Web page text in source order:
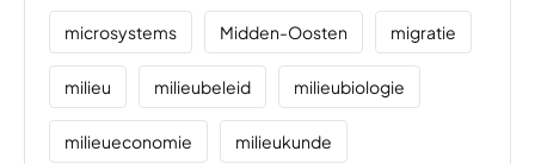
microsystems Midden-Oosten migratie
milieu milieubeleid milieubiologie
milieueconomie milieukunde